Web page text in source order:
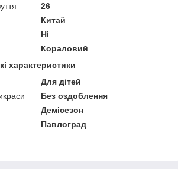
26
Китай
Ні
Кораловий
характеристики
Для дітей
Без оздоблення
Демісезон
Павлоград